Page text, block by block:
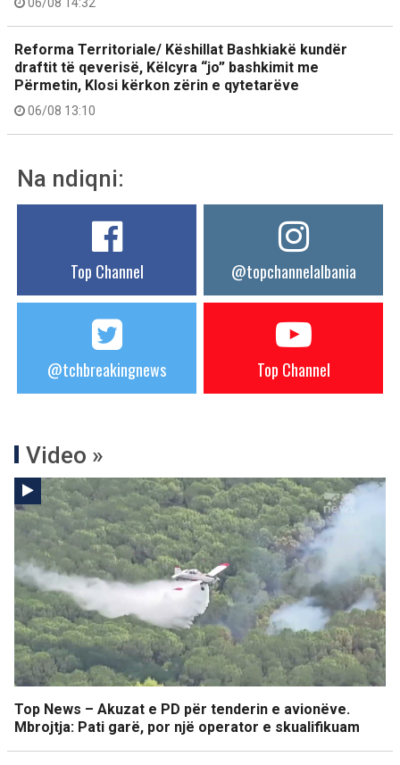
Reforma Territoriale/ Këshillat Bashkiakë kundër
draftit të qeverisë, Këlcyra “jo” bashkimit me
Përmetin, Klosi kërkon zërin e qytetarëve
06/08 13:10
Na ndiqni:
Top Channel @topchannelalbania
@tchbreakingnews Top Channel
Video »
Top News – Akuzat e PD për tenderin e avionëve.
Mbrojtja: Pati garë, por një operator e skualifikuam